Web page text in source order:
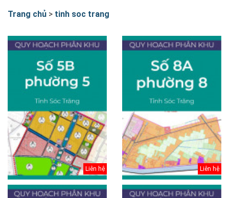
SỐ 02
Trang chủ > tinh soc trang
Liên hệ Liên hệ